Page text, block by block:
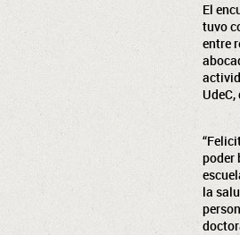
El
tuvo
entre
poder
la